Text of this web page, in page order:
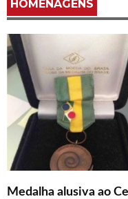
HOMENAGENS
Medalha alusiva ao